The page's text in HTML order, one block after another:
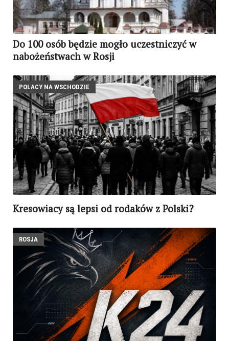
Do 100 osób będzie mogło uczestniczyć w
nabożeństwach w Rosji
POLACY NA WSCHODZIE
Kresowiacy są lepsi od rodaków z Polski?
ROSJA